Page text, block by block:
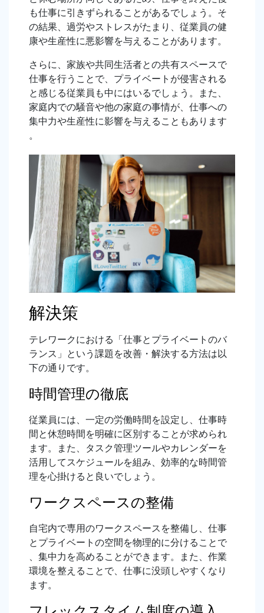
も仕事に引きずられることがあるでしょう。そ
の結果、過労やストレスがたまり、従業員の健
康や生産性に悪影響を与えることがあります。
さらに、家族や共同生活者との共有スペースで
仕事を行うことで、プライベートが侵害される
と感じる従業員も中にはいるでしょう。また、
家庭内での騒音や他の家庭の事情が、仕事への
集中力や生産性に影響を与えることもあります
。
解決策
テレワークにおける「仕事とプライベートのバ
ランス」という課題を改善・解決する方法は以
下の通りです。
時間管理の徹底
従業員には、一定の労働時間を設定し、仕事時
間と休憩時間を明確に区別することが求められ
ます。また、タスク管理ツールやカレンダーを
活用してスケジュールを組み、効率的な時間管
理を心掛けると良いでしょう。
ワークスペースの整備
自宅内で専用のワークスペースを整備し、仕事
とプライベートの空間を物理的に分けることで
、集中力を高めることができます。また、作業
環境を整えることで、仕事に没頭しやすくなり
ます。